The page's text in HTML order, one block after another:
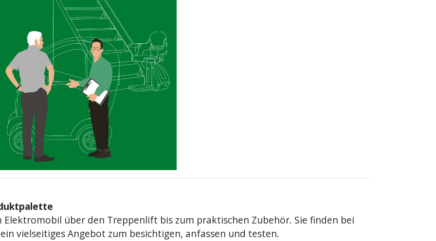
Elektromobil über den Treppenlift bis zum praktischen Zubehör. Sie finden bei
vielseitiges Angebot zum besichtigen, anfassen und testen.